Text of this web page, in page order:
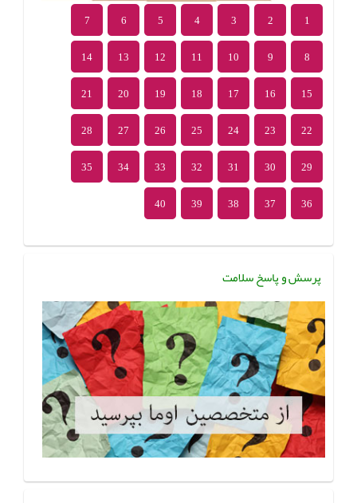
1
2
3
4
5
6
7
8
9
10
11
12
13
14
15
16
17
18
19
20
21
22
23
24
25
26
27
28
29
30
31
32
33
34
35
36
37
38
39
40
پرسش و پاسخ سلامت